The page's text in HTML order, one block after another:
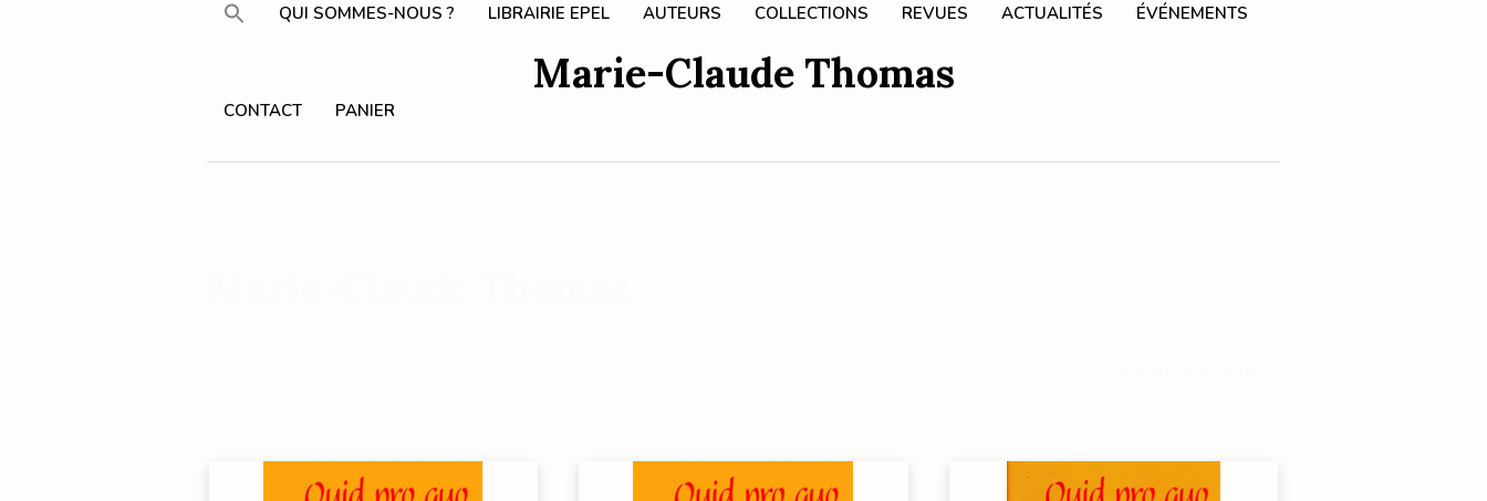
QUI SOMMES-NOUS ? LIBRAIRIE EPEL AUTEURS COLLECTIONS REVUES ACTUALITÉS ÉVÉNEMENTS
CONTACT PANIER
Marie-Claude Thomas